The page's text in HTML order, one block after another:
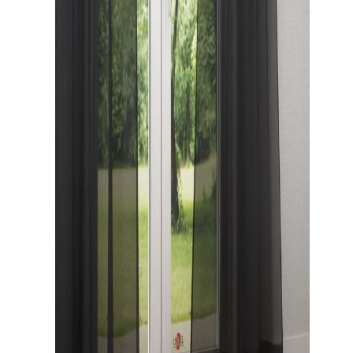
Gardinenstange
Panneaux